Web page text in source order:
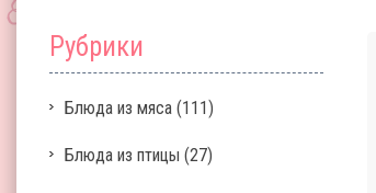
Рубрики
Блюда из мяса (111)
Блюда из птицы (27)